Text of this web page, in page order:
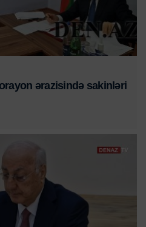
ərazisində sakinləri